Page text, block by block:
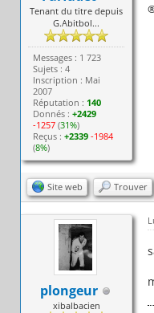
Tenant du titre depuis
G.Abitbol...
Messages : 1 723
Sujets : 4
Inscription : Mai
2007
Réputation : 140
Donnés :+2429
-1257 (31%)
Reçus :+2339 -1984
(8%)
Site web Trouver
plongeur
xibalbacien